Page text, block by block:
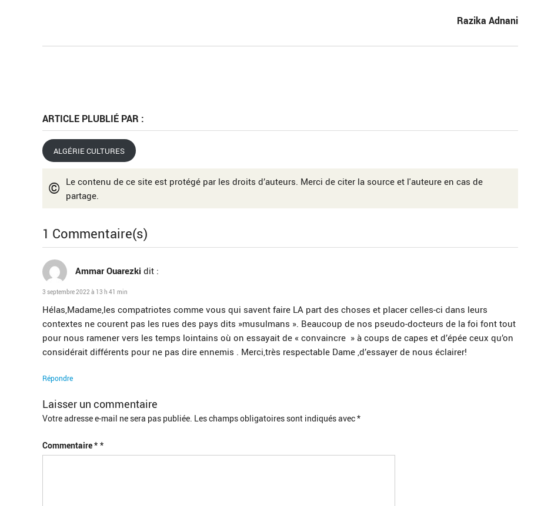
Razika Adnani
ARTICLE PLUBLIÉ PAR :
ALGÉRIE CULTURES
© Le contenu de ce site est protégé par les droits d’auteurs. Merci de citer la source et l'auteure en cas de
partage.
1 Commentaire(s)
Ammar Ouarezki dit :
3 septembre 2022 à 13 h 41 min
Hélas,Madame,les compatriotes comme vous qui savent faire LA part des choses et placer celles-ci dans leurs
contextes ne courent pas les rues des pays dits »musulmans ». Beaucoup de nos pseudo-docteurs de la foi font tout
pour nous ramener vers les temps lointains où on essayait de « convaincre » à coups de capes et d’épée ceux qu’on
considérait différents pour ne pas dire ennemis . Merci,très respectable Dame ,d’essayer de nous éclairer!
Répondre
Laisser un commentaire
Votre adresse e-mail ne sera pas publiée. Les champs obligatoires sont indiqués avec*
Commentaire*